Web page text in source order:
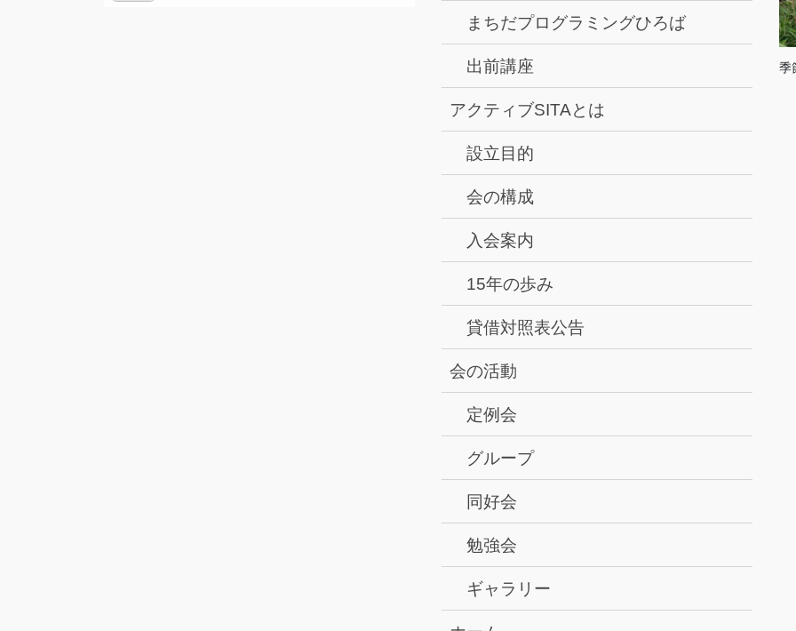
まちだプログラミングひろば
出前講座
アクティブSITAとは
設立目的
会の構成
入会案内
15年の歩み
貸借対照表公告
会の活動
定例会
グループ
同好会
勉強会
ギャラリー
季